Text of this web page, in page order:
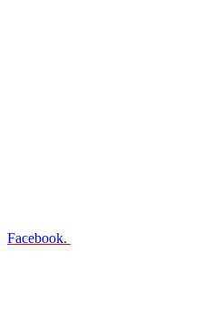
Facebook.